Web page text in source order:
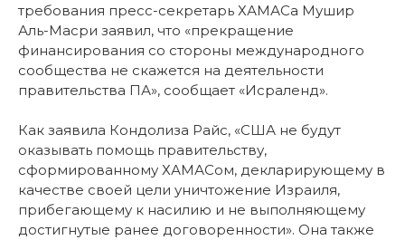
требования пресс-секретарь ХАМАСа Мушир
Аль-Масри заявил, что «прекращение
финансирования со стороны международного
сообщества не скажется на деятельности
правительства ПА», сообщает «Исраленд».
Как заявила Кондолиза Райс, «США не будут
оказывать помощь правительству,
сформированному ХАМАСом, декларирующему в
качестве своей цели уничтожение Израиля,
прибегающему к насилию и не выполняющему
достигнутые ранее договоренности». Она также